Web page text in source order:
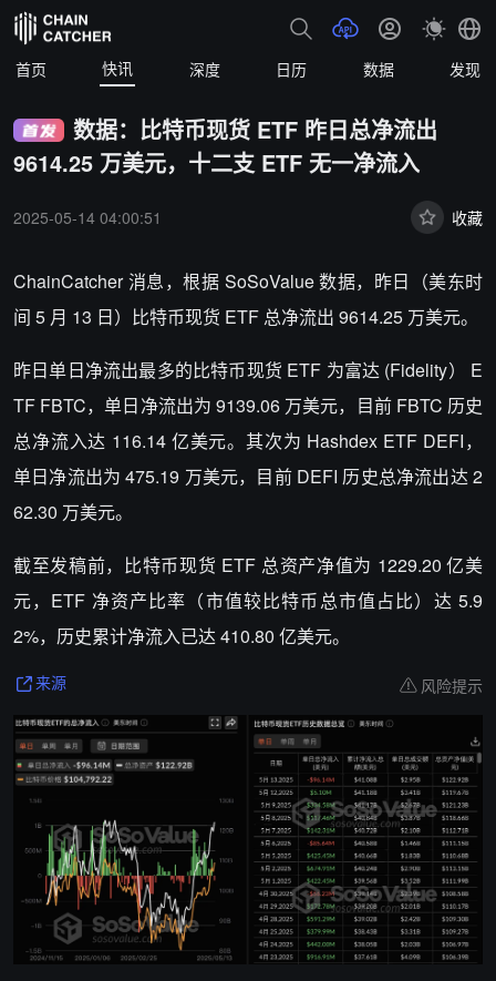
首页 快讯 深度 日历 数据 发现
数据：比特币现货 ETF 昨日总净流出
9614.25 万美元，十二支 ETF 无一净流入
2025-05-14 04:00:51 收藏
ChainCatcher 消息，根据 SoSoValue 数据，昨日（美东时
间 5 月 13 日）比特币现货 ETF 总净流出 9614.25 万美元。
昨日单日净流出最多的比特币现货 ETF 为富达 (Fidelity） E
TF FBTC，单日净流出为 9139.06 万美元，目前 FBTC 历史
总净流入达 116.14 亿美元。其次为 Hashdex ETF DEFI，
单日净流出为 475.19 万美元，目前 DEFI 历史总净流出达 2
62.30 万美元。
截至发稿前，比特币现货 ETF 总资产净值为 1229.20 亿美
元，ETF 净资产比率（市值较比特币总市值占比）达 5.9
2%，历史累计净流入已达 410.80 亿美元。
来源 风险提示